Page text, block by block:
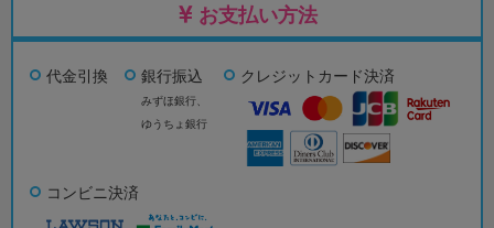
お支払い方法
代金引換 銀行振込
みずほ銀行、
ゆうちょ銀行
クレジットカード決済
コンビニ決済